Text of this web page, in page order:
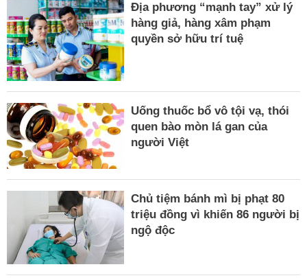
Địa phương “mạnh tay” xử lý
hàng giả, hàng xâm phạm
quyền sở hữu trí tuệ
Uống thuốc bổ vô tội vạ, thói
quen bào mòn lá gan của
người Việt
Chủ tiệm bánh mì bị phạt 80
triệu đồng vì khiến 86 người bị
ngộ độc